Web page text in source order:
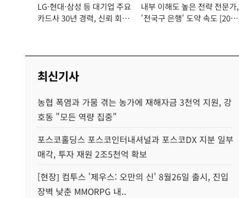
장
LG·현대·삼성 등 대기업 주요
카드사 30년 경력, 신뢰 회복
내부 이해도 높은 전략 전문가,
'전국구 은행' 도약 속도 [2026
최신기사
농협 폭염과 가뭄 겪는 농가에 재해자금 3천억 지원, 강
호동 "모든 역량 집중"
포스코홀딩스 포스코인터내셔널과 포스코DX 지분 일부
매각, 투자 재원 2조5천억 확보
[현장] 컴투스 '제우스: 오만의 신' 8월26일 출시, 진입
장벽 낮춘 MMORPG 내..